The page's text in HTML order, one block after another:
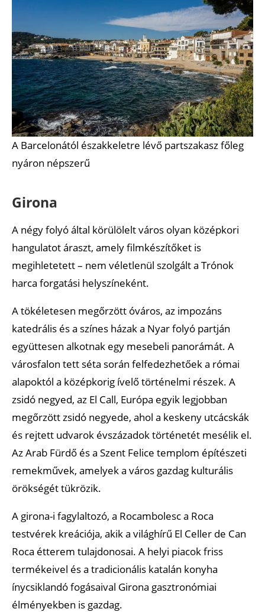
A Barcelonától északkeletre lévő partszakasz főleg
nyáron népszerű
Girona
A négy folyó által körülölelt város olyan középkori
hangulatot áraszt, amely filmkészítőket is
megihletetett – nem véletlenül szolgált a Trónok
harca forgatási helyszíneként.
A tökéletesen megőrzött óváros, az impozáns
katedrális és a színes házak a Nyar folyó partján
együttesen alkotnak egy mesebeli panorámát. A
városfalon tett séta során felfedezhetőek a római
alapoktól a középkorig ívelő történelmi részek. A
zsidó negyed, az El Call, Európa egyik legjobban
megőrzött zsidó negyede, ahol a keskeny utcácskák
és rejtett udvarok évszázadok történetét mesélik el.
Az Arab Fürdő és a Szent Felice templom építészeti
remekművek, amelyek a város gazdag kulturális
örökségét tükrözik.
A girona-i fagylaltozó, a Rocambolesc a Roca
testvérek kreációja, akik a világhírű El Celler de Can
Roca étterem tulajdonosai. A helyi piacok friss
termékeivel és a tradicionális katalán konyha
ínycsiklandó fogásaival Girona gasztronómiai
élményekben is gazdag.